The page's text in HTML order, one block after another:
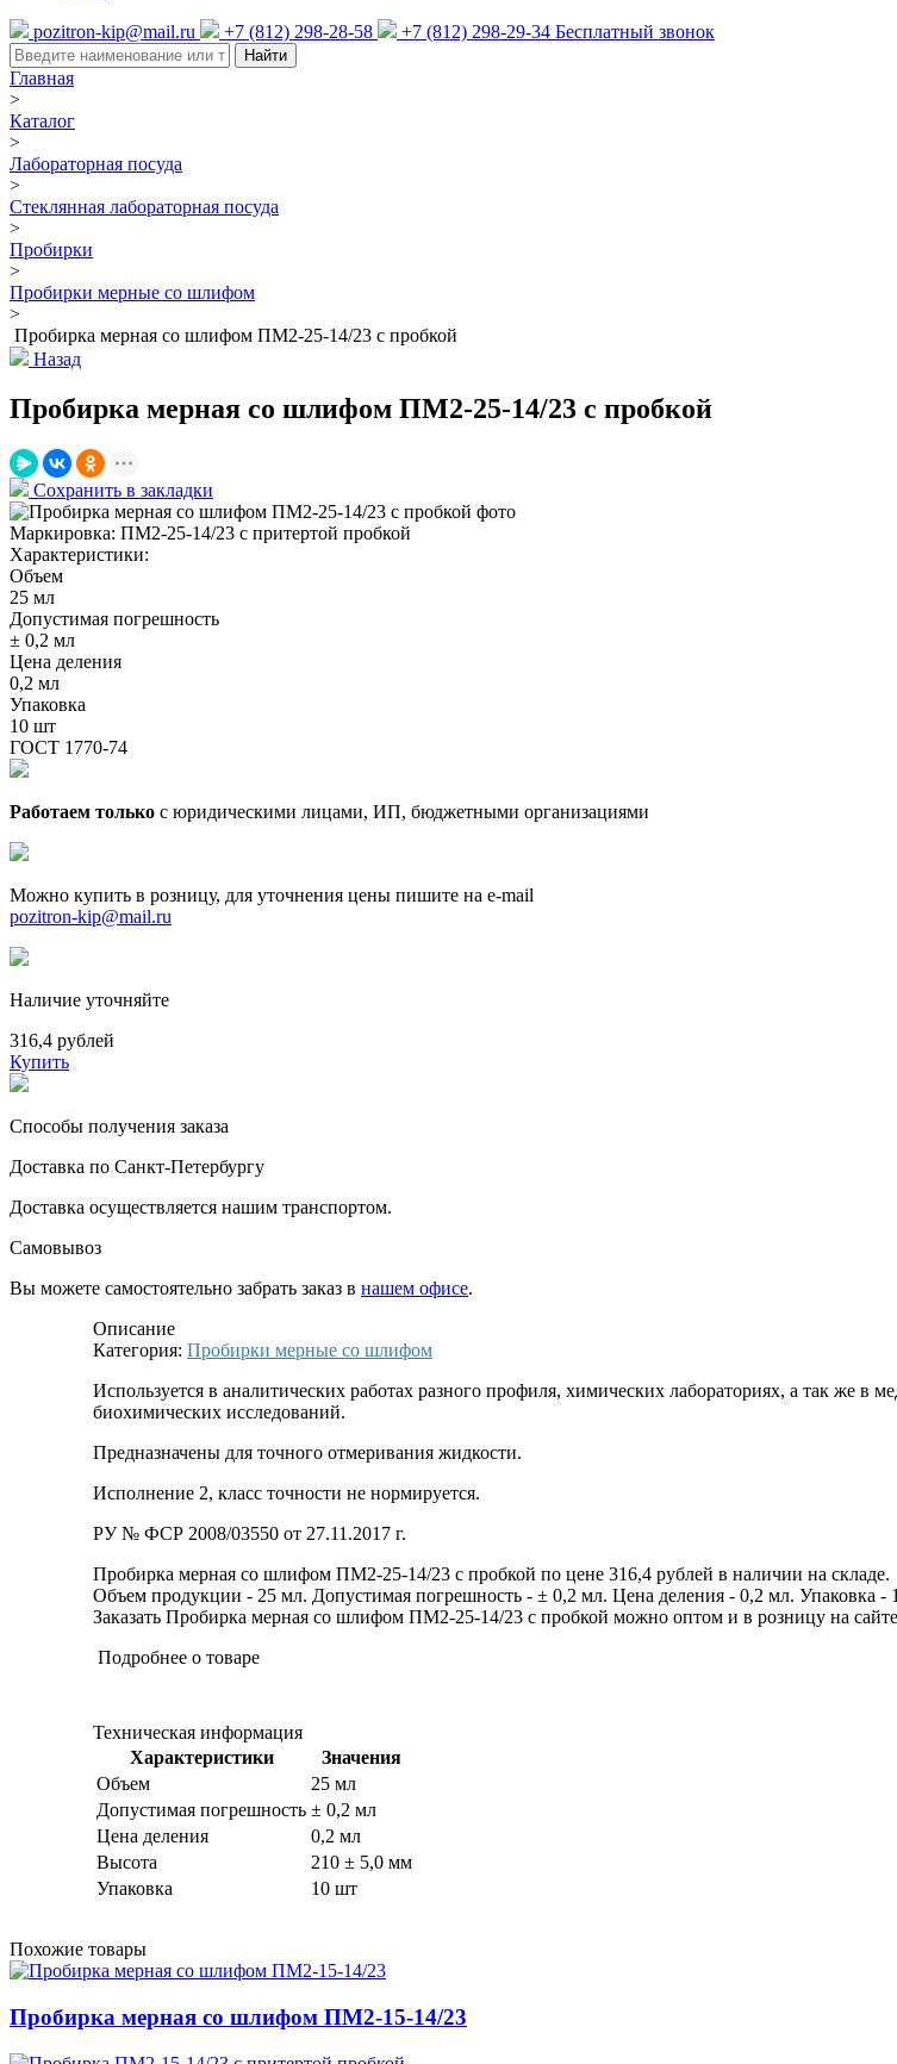
pozitron-kip@mail.ru +7 (812) 298-28-58 +7 (812) 298-29-34 Бесплатный звонок
Найти
Главная
>
Каталог
>
Лабораторная посуда
>
Стеклянная лабораторная посуда
>
Пробирки
>
Пробирки мерные со шлифом
>
Пробирка мерная со шлифом ПМ2-25-14/23 с пробкой
Назад
Пробирка мерная со шлифом ПМ2-25-14/23 с пробкой
Сохранить в закладки
Маркировка: ПМ2-25-14/23 с притертой пробкой
Характеристики:
Объем
25 мл
Допустимая погрешность
± 0,2 мл
Цена деления
0,2 мл
Упаковка
10 шт
ГОСТ 1770-74
Работаем только с юридическими лицами, ИП, бюджетными организациями
Можно купить в розницу, для уточнения цены пишите на e-mail
pozitron-kip@mail.ru
Наличие уточняйте
316,4 рублей
Купить
Способы получения заказа
Доставка по Санкт-Петербургу
Доставка осуществляется нашим транспортом.
Самовывоз
Вы можете самостоятельно забрать заказ в нашем офисе.
Описание
Категория: Пробирки мерные со шлифом
Используется в аналитических работах разного профиля, химических лабораториях, а так же в
биохимических исследований.
Предназначены для точного отмеривания жидкости.
Исполнение 2, класс точности не нормируется.
РУ № ФСР 2008/03550 от 27.11.2017 г.
Пробирка мерная со шлифом ПМ2-25-14/23 с пробкой по цене 316,4 рублей в наличии на складе.
Объем продукции - 25 мл. Допустимая погрешность - ± 0,2 мл. Цена деления - 0,2 мл. Упаковка -
Заказать Пробирка мерная со шлифом ПМ2-25-14/23 с пробкой можно оптом и в розницу на
Подробнее о товаре
Техническая информация
Характеристики
Значения
Объем
25 мл
Допустимая погрешность ± 0,2 мл
Цена деления
0,2 мл
Высота
210 ± 5,0 мм
Упаковка
10 шт
Похожие товары
Пробирка мерная со шлифом ПМ2-15-14/23